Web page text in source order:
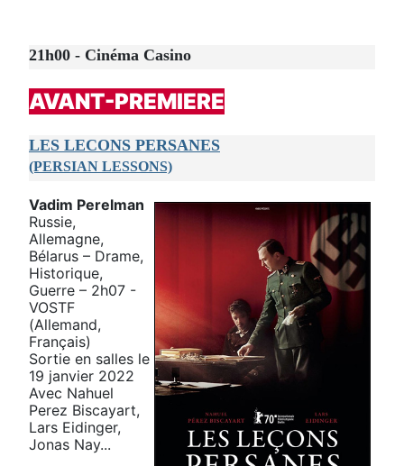
21h00 - Cinéma Casino
AVANT-PREMIERE
LES LECONS PERSANES
(PERSIAN LESSONS)
Vadim Perelman
Russie,
Allemagne,
Bélarus – Drame,
Historique,
Guerre – 2h07 -
VOSTF
(Allemand,
Français)
Sortie en salles le
19 janvier 2022
Avec Nahuel
Perez Biscayart,
Lars Eidinger,
Jonas Nay...